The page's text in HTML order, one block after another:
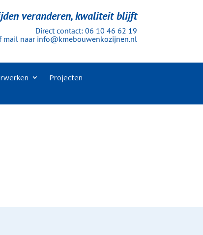
veranderen, kwaliteit blijft
Direct contact: 06 10 46 62 19
mail naar info@kmebouwenkozijnen.nl
Projecten